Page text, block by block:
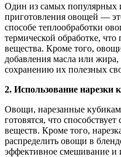
Один из самых популярных
приготовления овощей —
способе теплообработки
термической обработке, что
вещества. Кроме того,
добавления масла или жира,
сохранению их полезных
2. Использование нарезки
Овощи, нарезанные
готовятся, что
веществ. Кроме того,
распределить овощи в
эффективное смешивание и